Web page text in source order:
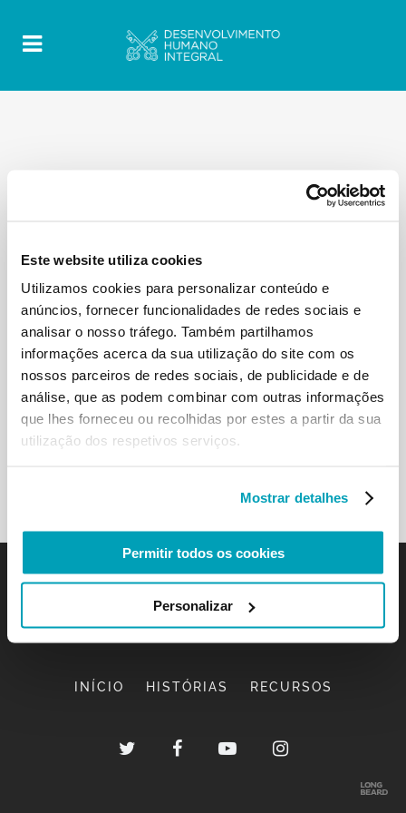
Este website utiliza cookies
Utilizamos cookies para personalizar conteúdo e
anúncios, fornecer funcionalidades de redes sociais e
analisar o nosso tráfego. Também partilhamos
informações acerca da sua utilização do site com os
nossos parceiros de redes sociais, de publicidade e de
análise, que as podem combinar com outras informações
que lhes forneceu ou recolhidas por estes a partir da sua
utilização dos respetivos serviços.
Mostrar detalhes
Permitir todos os cookies
Personalizar
INÍCIO HISTÓRIAS RECURSOS